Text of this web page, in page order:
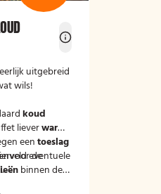
uitgebreid
wils!
koud
lieverwarm
eentoeslag
de
eventuele
binnen de